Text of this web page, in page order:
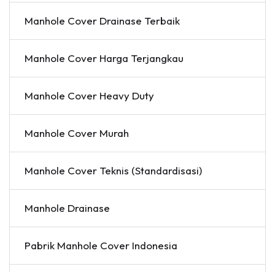
Manhole Cover Drainase Terbaik
Manhole Cover Harga Terjangkau
Manhole Cover Heavy Duty
Manhole Cover Murah
Manhole Cover Teknis (Standardisasi)
Manhole Drainase
Pabrik Manhole Cover Indonesia